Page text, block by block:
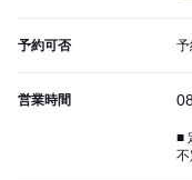
予約可否
営業時間
■